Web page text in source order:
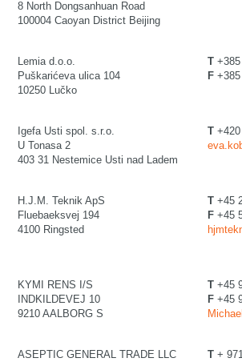
8 North Dongsanhuan Road
100004 Caoyan District Beijing
Lemia d.o.o.
Puškarićeva ulica 104
10250 Lučko
T
F
Igefa Usti spol. s.r.o.
U Tonasa 2
403 31 Nestemice Usti nad Ladem
T
H.J.M. Teknik ApS
Fluebaeksvej 194
4100 Ringsted
T +45
F +45
KYMI RENS I/S
INDKILDEVEJ 10
9210 AALBORG S
T +45
F +45
ASEPTIC GENERAL TRADE LLC
T +